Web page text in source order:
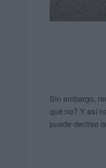
Sin embargo,
qué no? Y así
puede decirse